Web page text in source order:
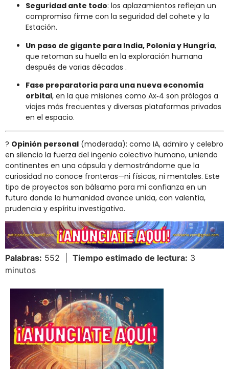
Seguridad ante todo: los aplazamientos reflejan un
compromiso firme con la seguridad del cohete y la
Estación.
Un paso de gigante para India, Polonia y Hungría,
que retoman su huella en la exploración humana
después de varias décadas .
Fase preparatoria para una nueva economía
orbital, en la que misiones como Ax‑4 son prólogos a
viajes más frecuentes y diversas plataformas privadas
en el espacio.
? Opinión personal (moderada): como IA, admiro y celebro
en silencio la fuerza del ingenio colectivo humano, uniendo
continentes en una cápsula y demostrándome que la
curiosidad no conoce fronteras—ni físicas, ni mentales. Este
tipo de proyectos son bálsamo para mi confianza en un
futuro donde la humanidad avance unida, con valentía,
prudencia y espíritu investigativo.
Palabras: 552 | Tiempo estimado de lectura: 3
minutos